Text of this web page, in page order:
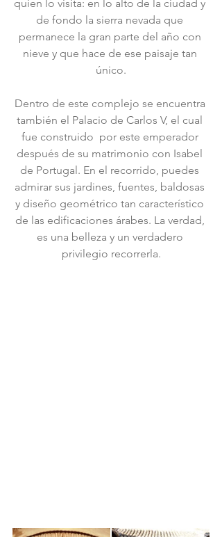
quien lo visita: en lo alto de la ciudad y
de fondo la sierra nevada que
permanece la gran parte del año con
nieve y que hace de ese paisaje tan
único.
Dentro de este complejo se encuentra
también el Palacio de Carlos V, el cual
fue construido  por este emperador
después de su matrimonio con Isabel
de Portugal. En el recorrido, puedes
admirar sus jardines, fuentes, baldosas
y diseño geométrico tan característico
de las edificaciones árabes. La verdad,
es una belleza y un verdadero
privilegio recorrerla.